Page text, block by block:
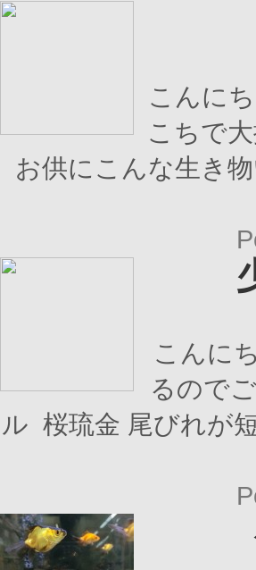
こんに
こちで
お供にこんな生き
こんに
るので
ル 桜琉金 尾びれが